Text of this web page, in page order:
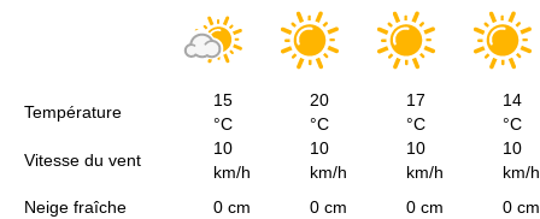
Température
15
°C
20
°C
17
°C
14
°C
Vitesse du vent
10
km/h
10
km/h
10
km/h
10
km/h
Neige fraîche
0 cm 0 cm 0 cm 0 cm